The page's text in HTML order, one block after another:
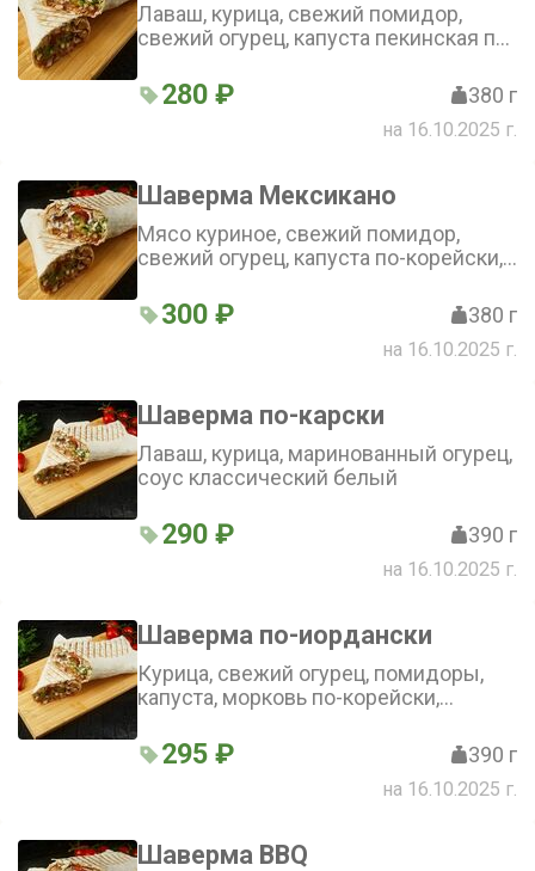
Лаваш, курица, свежий помидор,
свежий огурец, капуста пекинская по-
280 ₽ 380 г
на 16.10.2025 г.
Шаверма Мексикано
Мясо куриное, свежий помидор,
свежий огурец, капуста по-корейски,
300 ₽ 380 г
на 16.10.2025 г.
Шаверма по-карски
Лаваш, курица, маринованный огурец,
соус классический белый
290 ₽ 390 г
на 16.10.2025 г.
Шаверма по-иордански
Курица, свежий огурец, помидоры,
капуста, морковь по-корейски,
295 ₽ 390 г
на 16.10.2025 г.
Шаверма BBQ